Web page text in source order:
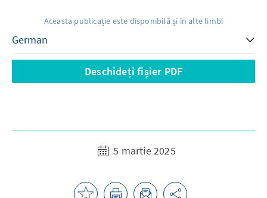
Aceasta publicație este disponibilă și în alte limbi
Deschideți fișier PDF
5 martie 2025